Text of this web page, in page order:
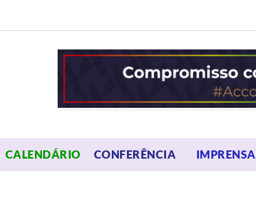
CALENDÁRIO CONFERÊNCIA OPEN MENU
IMPRENSA